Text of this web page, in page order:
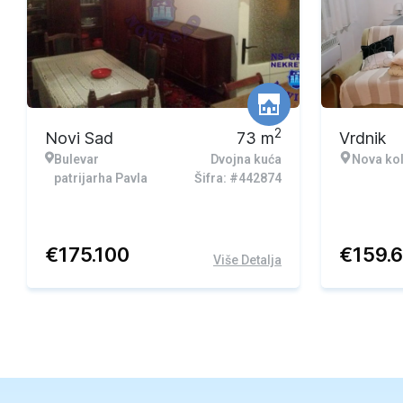
Novi Sad
Bulevar
patrijarha Pavla
73 m2
Dvojna kuća
Šifra: #442874
€175.100 Više Detalja
Vrdnik
Nova
€